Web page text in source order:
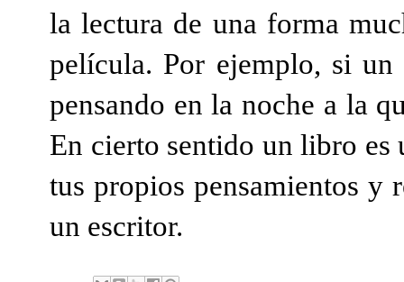
la lectura de una forma
película. Por ejemplo, si
pensando en la noche a la
En cierto sentido un libro es
tus propios pensamientos y
un escritor.